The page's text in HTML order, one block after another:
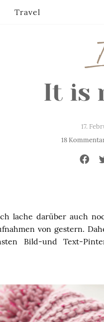
It is
17.
18
lache darüber auch
von gestern.
Bild-und Text-
Travel